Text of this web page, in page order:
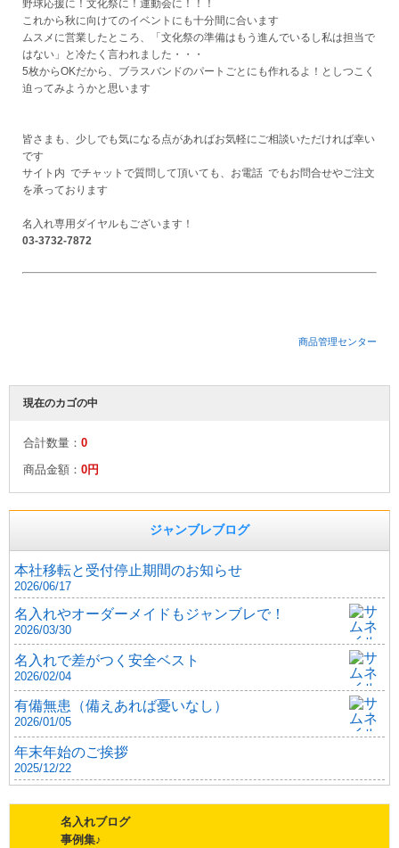
Myページ 見積書 お気に入り
野球応援に！文化祭に！運動会に！！！
これから秋に向けてのイベントにも十分間に合います
ムスメに営業したところ、「文化祭の準備はもう進んでいるし私は担当で
はない」と冷たく言われました・・・
5枚からOKだから、ブラスバンドのパートごとにも作れるよ！としつこく
迫ってみようかと思います
皆さまも、少しでも気になる点があればお気軽にご相談いただければ幸い
です
サイト内 でチャットで質問して頂いても、お電話 でもお問合せやご注文
を承っております
名入れ専用ダイヤルもございます！
03-3732-7872
商品管理センター
現在のカゴの中
合計数量： 0
商品金額： 0円
ジャンブレブログ
本社移転と受付停止期間のお知らせ
2026/06/17
名入れやオーダーメイドもジャンブレで！
2026/03/30
名入れで差がつく安全ベスト
2026/02/04
有備無患（備えあれば憂いなし）
2026/01/05
年末年始のご挨拶
2025/12/22
名入れブログ
事例集♪